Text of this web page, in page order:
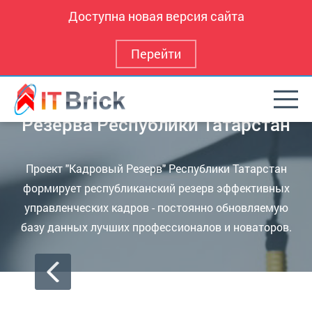
Доступна новая версия сайта
Перейти
Программа для Кадрового
Резерва Республики Татарстан
Проект "Кадровый Резерв" Республики Татарстан
формирует республиканский резерв эффективных
управленческих кадров - постоянно обновляемую
базу данных лучших профессионалов и новаторов.